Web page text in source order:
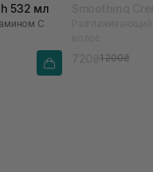
532 мл
C
1 200₴